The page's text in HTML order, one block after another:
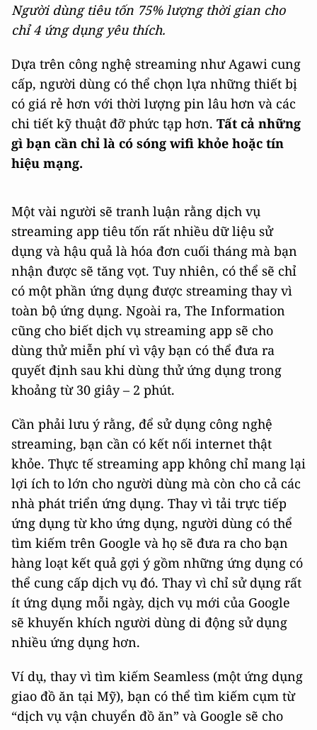
Người dùng tiêu tốn 75% lượng thời gian cho
chỉ 4 ứng dụng yêu thích.
Dựa trên công nghệ streaming như Agawi cung
cấp, người dùng có thể chọn lựa những thiết bị
có giá rẻ hơn với thời lượng pin lâu hơn và các
chi tiết kỹ thuật đỡ phức tạp hơn. Tất cả những
gì bạn cần chỉ là có sóng wifi khỏe hoặc tín
hiệu mạng.
Một vài người sẽ tranh luận rằng dịch vụ
streaming app tiêu tốn rất nhiều dữ liệu sử
dụng và hậu quả là hóa đơn cuối tháng mà bạn
nhận được sẽ tăng vọt. Tuy nhiên, có thể sẽ chỉ
có một phần ứng dụng được streaming thay vì
toàn bộ ứng dụng. Ngoài ra, The Information
cũng cho biết dịch vụ streaming app sẽ cho
dùng thử miễn phí vì vậy bạn có thể đưa ra
quyết định sau khi dùng thử ứng dụng trong
khoảng từ 30 giây – 2 phút.
Cần phải lưu ý rằng, để sử dụng công nghệ
streaming, bạn cần có kết nối internet thật
khỏe. Thực tế streaming app không chỉ mang lại
lợi ích to lớn cho người dùng mà còn cho cả các
nhà phát triển ứng dụng. Thay vì tải trực tiếp
ứng dụng từ kho ứng dụng, người dùng có thể
tìm kiếm trên Google và họ sẽ đưa ra cho bạn
hàng loạt kết quả gợi ý gồm những ứng dụng có
thể cung cấp dịch vụ đó. Thay vì chỉ sử dụng rất
ít ứng dụng mỗi ngày, dịch vụ mới của Google
sẽ khuyến khích người dùng di động sử dụng
nhiều ứng dụng hơn.
Ví dụ, thay vì tìm kiếm Seamless (một ứng dụng
giao đồ ăn tại Mỹ), bạn có thể tìm kiếm cụm từ
“dịch vụ vận chuyển đồ ăn” và Google sẽ cho